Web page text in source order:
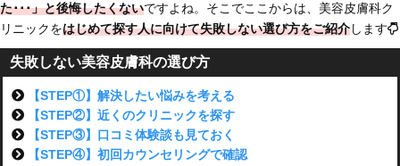
た･･･」と後悔したくないですよね。そこでここからは、美容皮膚科ク
リニックをはじめて探す人に向けて失敗しない選び方をご紹介します
失敗しない美容皮膚科の選び方
【STEP①】解決したい悩みを考える
【STEP②】近くのクリニックを探す
【STEP③】口コミ体験談も見ておく
【STEP④】初回カウンセリングで確認